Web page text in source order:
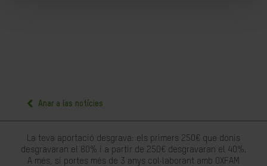
Anar a las notícies
La teva aportació desgrava: els primers 250€ que donis
desgravaran el 80% i a partir de 250€ desgravaran el 40%.
A més, si portes més de 3 anys col·laborant amb OXFAM